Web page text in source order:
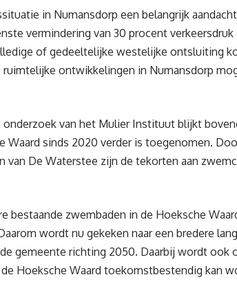
in Numansdorp een belangrijk
vermindering van 30 procent verkeersdruk
of gedeeltelijke westelijke ontsluiting
ontwikkelingen in Numansdorp
onderzoek van het Mulier Instituut blijkt
Waard sinds 2020 verder is toegenomen.
van De Waterstee zijn de tekorten aan
bestaande zwembaden in de Hoeksche
wordt nu gekeken naar een bredere
gemeente richting 2050. Daarbij wordt ook
Hoeksche Waard toekomstbestendig kan